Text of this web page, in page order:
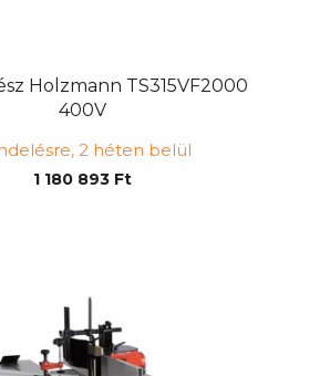
Holzmann TS315VF2000
400V
2 héten belül
1 180 893 Ft